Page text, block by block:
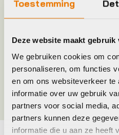
Toestemming
Deze website maakt gebruik
We gebruiken cookies om
personaliseren, om functies
en om ons websiteverkeer
informatie over uw gebruik
partners voor social media,
partners kunnen deze
informatie die u aan ze heeft
Merk
Kleur